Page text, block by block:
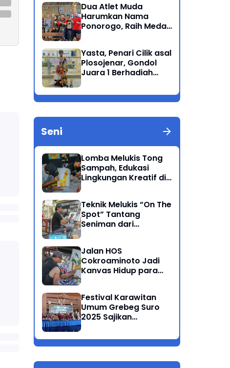
Dua Atlet Muda
Harumkan Nama
Ponorogo, Raih Medali
Jatim
Yasta, Penari Cilik asal
Plosojenar, Gondol
Juara 1 Berhadiah
Nusantara 2025
Seni
Lomba Melukis Tong
Sampah, Edukasi
Lingkungan Kreatif di
Teknik Melukis “On The
Spot” Tantang
Seniman dari
Jalan HOS
Cokroaminoto Jadi
Kanvas Hidup para
Festival Karawitan
Umum Grebeg Suro
2025 Sajikan
Berkualitas Ponorogo